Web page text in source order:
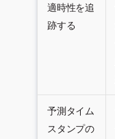
適時性を追
跡する
予測タイム
スタンプの